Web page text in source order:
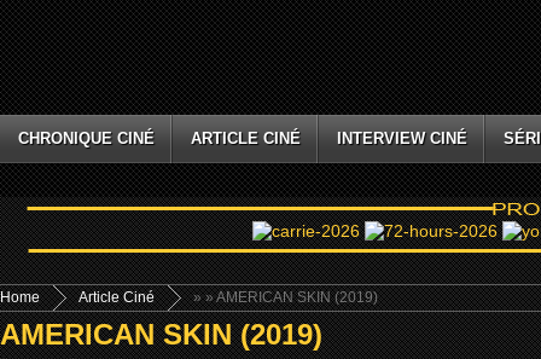
CHRONIQUE CINÉ ARTICLE CINÉ INTERVIEW CINÉ
Home »
Article Ciné » AMERICAN SKIN (2019)
AMERICAN SKIN (2019)